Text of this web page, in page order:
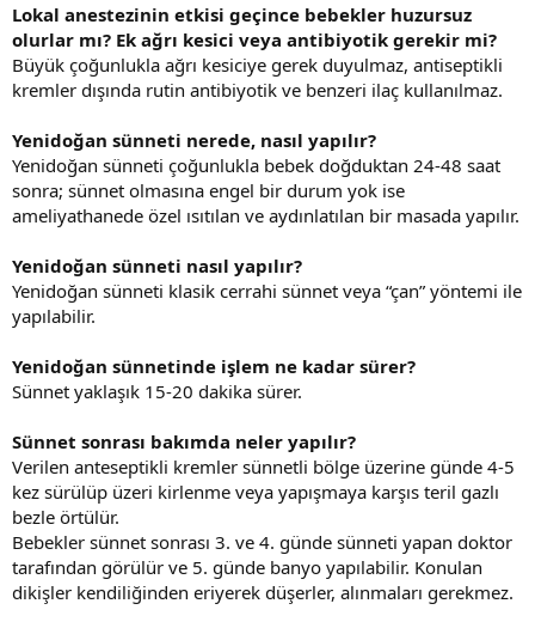
Lokal anestezinin etkisi geçince bebekler huzursuz
olurlar mı? Ek ağrı kesici veya antibiyotik gerekir mi?
Büyük çoğunlukla ağrı kesiciye gerek duyulmaz, antiseptikli
kremler dışında rutin antibiyotik ve benzeri ilaç kullanılmaz.
Yenidoğan sünneti nerede, nasıl yapılır?
Yenidoğan sünneti çoğunlukla bebek doğduktan 24-48 saat
sonra; sünnet olmasına engel bir durum yok ise
ameliyathanede özel ısıtılan ve aydınlatılan bir masada yapılır.
Yenidoğan sünneti nasıl yapılır?
Yenidoğan sünneti klasik cerrahi sünnet veya “çan” yöntemi ile
yapılabilir.
Yenidoğan sünnetinde işlem ne kadar sürer?
Sünnet yaklaşık 15-20 dakika sürer.
Sünnet sonrası bakımda neler yapılır?
Verilen anteseptikli kremler sünnetli bölge üzerine günde 4-5
kez sürülüp üzeri kirlenme veya yapışmaya karşıs teril gazlı
bezle örtülür.
Bebekler sünnet sonrası 3. ve 4. günde sünneti yapan doktor
tarafından görülür ve 5. günde banyo yapılabilir. Konulan
dikişler kendiliğinden eriyerek düşerler, alınmaları gerekmez.